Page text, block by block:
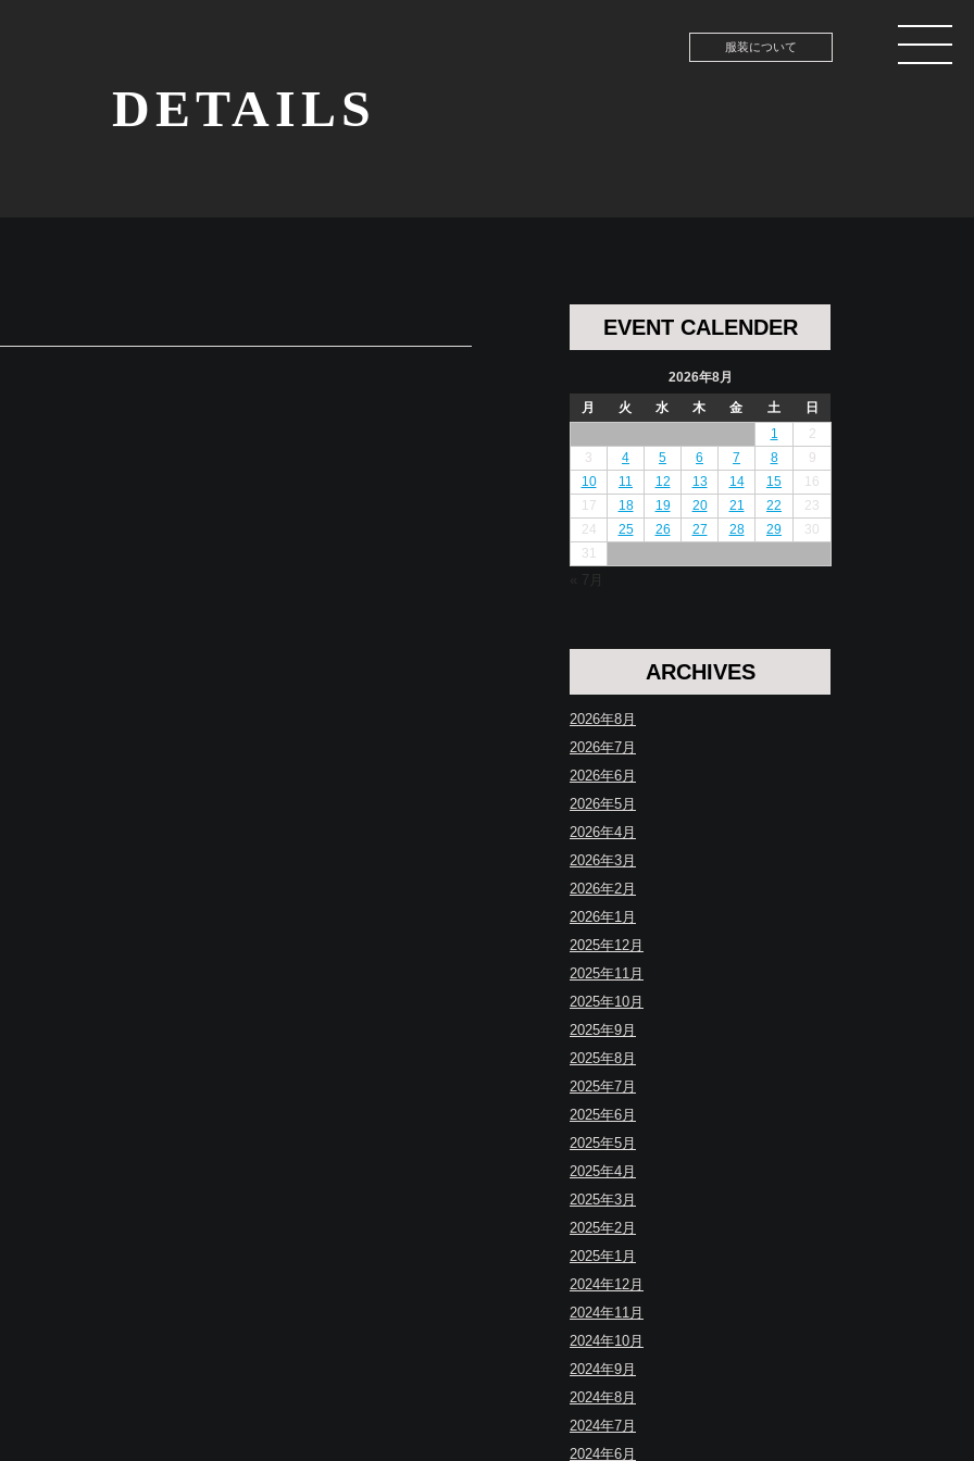
服装について
DETAILS
EVENT CALENDER
2026年8月
月
火 水 木 金 土
日
1
2
3
4 5 6 7 8
9
10
11 12 13 14 15
16
17
18 19 20 21 22
23
24
25 26 27 28 29
30
31
« 7月
ARCHIVES
2026年8月
2026年7月
2026年6月
2026年5月
2026年4月
2026年3月
2026年2月
2026年1月
2025年12月
2025年11月
2025年10月
2025年9月
2025年8月
2025年7月
2025年6月
2025年5月
2025年4月
2025年3月
2025年2月
2025年1月
2024年12月
2024年11月
2024年10月
2024年9月
2024年8月
2024年7月
2024年6月